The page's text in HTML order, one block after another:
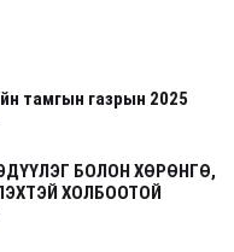
тамгын газрын 2025
БОЛОН ХӨРӨНГӨ,
ХОЛБООТОЙ